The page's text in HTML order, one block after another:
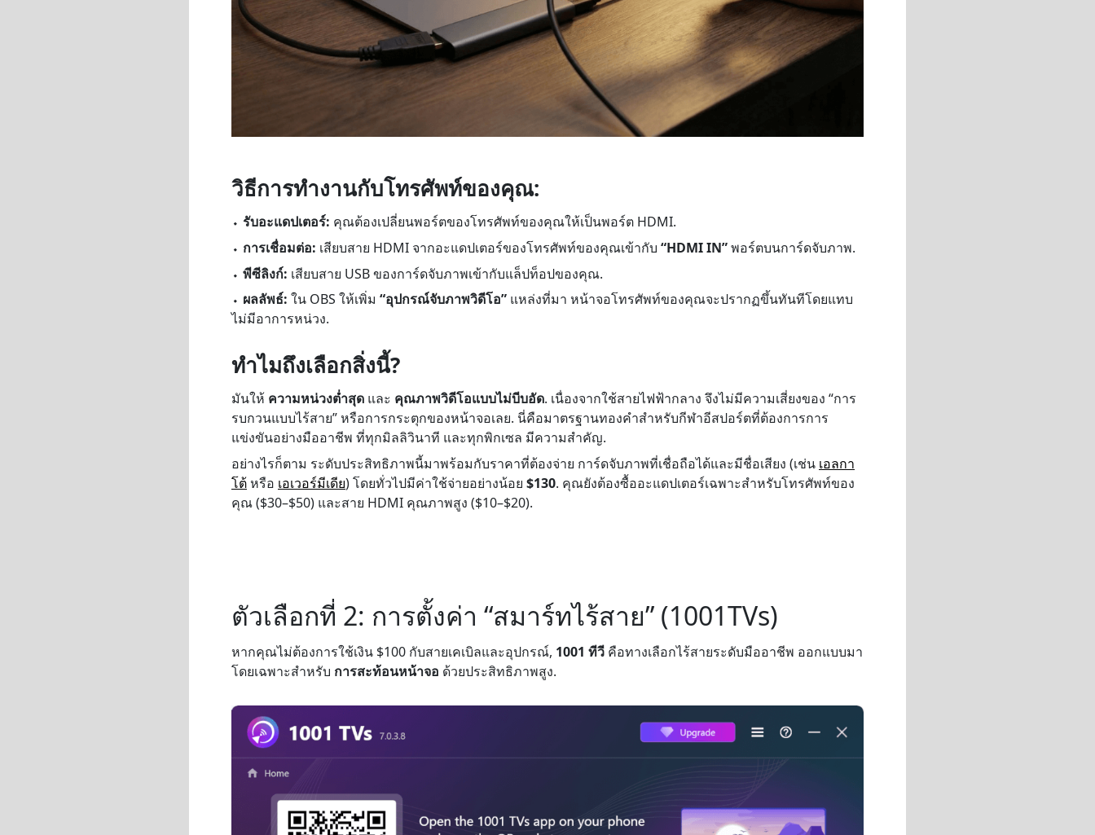
วิธีการทำงานกับโทรศัพท์ของคุณ:
⬩ รับอะแดปเตอร์: คุณต้องเปลี่ยนพอร์ตของโทรศัพท์ของคุณให้เป็นพอร์ต HDMI.
⬩ การเชื่อมต่อ: เสียบสาย HDMI จากอะแดปเตอร์ของโทรศัพท์ของคุณเข้ากับ “HDMI IN”พอร์ตบนการ์ดจับภาพ.
⬩ พีซีลิงก์: เสียบสาย USB ของการ์ดจับภาพเข้ากับแล็ปท็อปของคุณ.
⬩ ผลลัพธ์: ใน OBS ให้เพิ่ม “อุปกรณ์จับภาพวิดีโอ” แหล่งที่มา หน้าจอโทรศัพท์ของคุณจะปรากฏขึ้นทันทีโดยแทบ
ไม่มีอาการหน่วง.
ทำไมถึงเลือกสิ่งนี้?
มันให้ ความหน่วงต่ำสุด และ คุณภาพวิดีโอแบบไม่บีบอัด. เนื่องจากใช้สายไฟฟ้ากลาง จึงไม่มีความเสี่ยงของ “การ
รบกวนแบบไร้สาย” หรือการกระตุกของหน้าจอเลย. นี่คือมาตรฐานทองคำสำหรับกีฬาอีสปอร์ตที่ต้องการการ
แข่งขันอย่างมืออาชีพ ที่ทุกมิลลิวินาที และทุกพิกเซล มีความสำคัญ.
อย่างไรก็ตาม ระดับประสิทธิภาพนี้มาพร้อมกับราคาที่ต้องจ่าย การ์ดจับภาพที่เชื่อถือได้และมีชื่อเสียง (เช่น เอลกา
โต้หรือ เอเวอร์มีเดีย) โดยทั่วไปมีค่าใช้จ่ายอย่างน้อย $130. คุณยังต้องซื้ออะแดปเตอร์เฉพาะสำหรับโทรศัพท์ของ
คุณ ($30–$50) และสาย HDMI คุณภาพสูง ($10–$20).
ตัวเลือกที่ 2: การตั้งค่า “สมาร์ทไร้สาย” (1001TVs)
หากคุณไม่ต้องการใช้เงิน $100 กับสายเคเบิลและอุปกรณ์, 1001 ทีวี คือทางเลือกไร้สายระดับมืออาชีพ ออกแบบมา
โดยเฉพาะสำหรับ การสะท้อนหน้าจอ ด้วยประสิทธิภาพสูง.